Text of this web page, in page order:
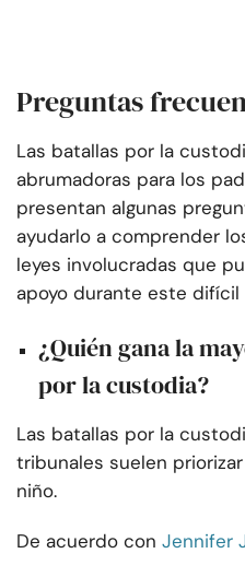
Preguntas
Las batallas por la
abrumadoras para los
presentan algunas
ayudarlo a comprender
leyes involucradas que
apoyo durante este difícil
¿Quién gana la
por la custodia?
Las batallas por la
tribunales suelen
niño.
De acuerdo con Jennifer